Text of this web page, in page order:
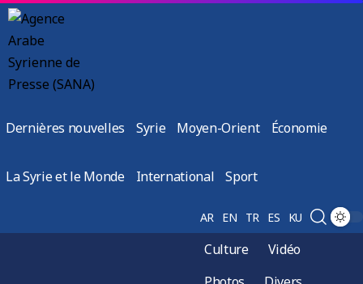
Dernières nouvelles Syrie Moyen-Orient Économie
La Syrie et le Monde International Sport
AR EN TR ES KU
Culture
Vidéo